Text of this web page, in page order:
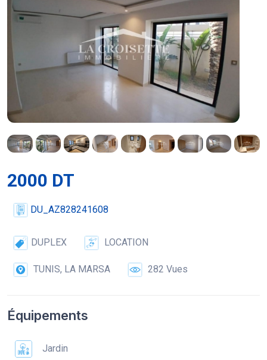
2000 DT
DU_AZ828241608
DUPLEX LOCATION
TUNIS, LA MARSA 282 Vues
Équipements
Jardin